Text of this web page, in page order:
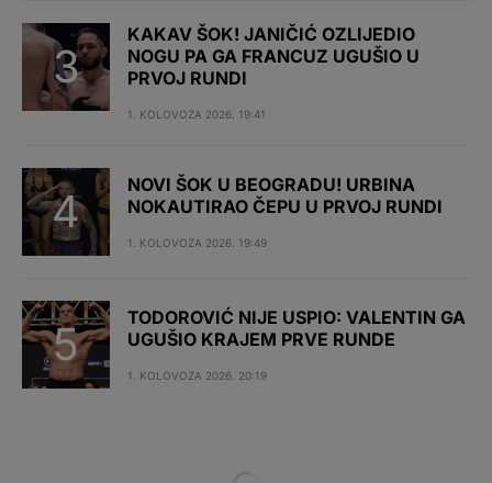
KAKAV ŠOK! JANIČIĆ OZLIJEDIO
NOGU PA GA FRANCUZ UGUŠIO U
PRVOJ RUNDI
1. KOLOVOZA 2026. 19:41
NOVI ŠOK U BEOGRADU! URBINA
NOKAUTIRAO ČEPU U PRVOJ RUNDI
1. KOLOVOZA 2026. 19:49
TODOROVIĆ NIJE USPIO: VALENTIN GA
UGUŠIO KRAJEM PRVE RUNDE
1. KOLOVOZA 2026. 20:19